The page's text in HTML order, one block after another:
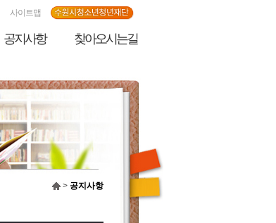
사이트맵
공지사항 찾아오시는길
> 공지사항